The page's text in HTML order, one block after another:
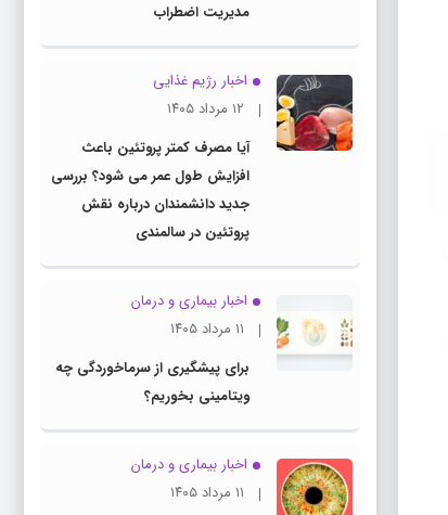
مدیریت اضطراب
اخبار رژیم غذایی
۱۲ مرداد ۱۴۰۵
آیا مصرف کمتر پروتئین باعث
افزایش طول عمر می شود؟ بررسی
جدید دانشمندان درباره نقش
پروتئین در سالمندی
اخبار بیماری و درمان
۱۱ مرداد ۱۴۰۵
برای پیشگیری از سرماخوردگی چه
ویتامینی بخوریم؟
اخبار بیماری و درمان
۱۱ مرداد ۱۴۰۵